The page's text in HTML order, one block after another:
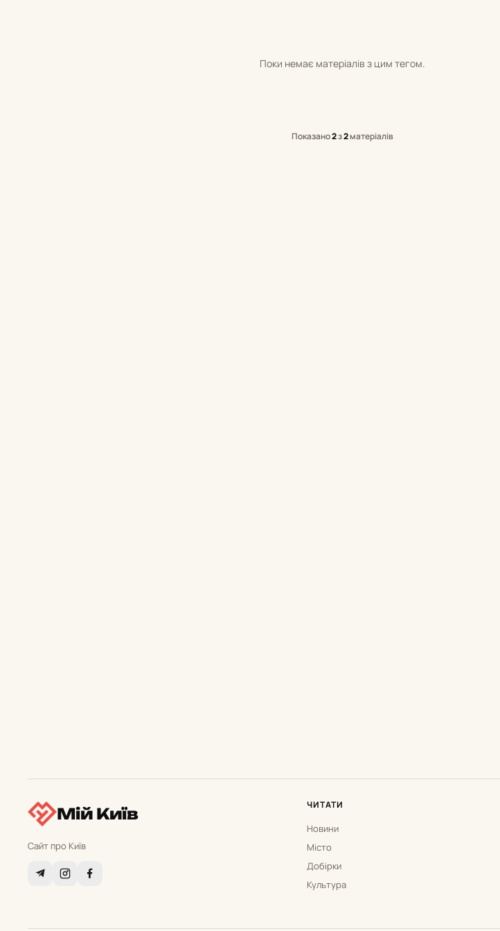
Поки немає матеріалів з цим тегом.
Показано2з2матеріалів
Мій Київ
Сайт про Київ
ЧИТАТИ
Новини
Місто
Добірки
Культура